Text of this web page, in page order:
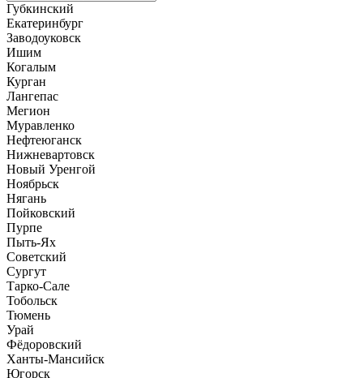
Губкинский
Екатеринбург
Заводоуковск
Ишим
Когалым
Курган
Лангепас
Мегион
Муравленко
Нефтеюганск
Нижневартовск
Новый Уренгой
Ноябрьск
Нягань
Пойковский
Пурпе
Пыть-Ях
Советский
Сургут
Тарко-Сале
Тобольск
Тюмень
Урай
Фёдоровский
Ханты-Мансийск
Югорск